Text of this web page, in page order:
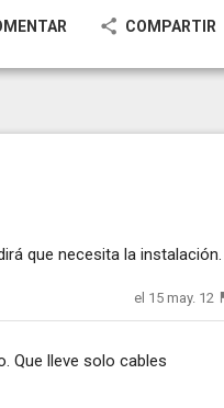
COMPARTIR
que necesita la instalación.
el 15 may. 12
Que lleve solo cables